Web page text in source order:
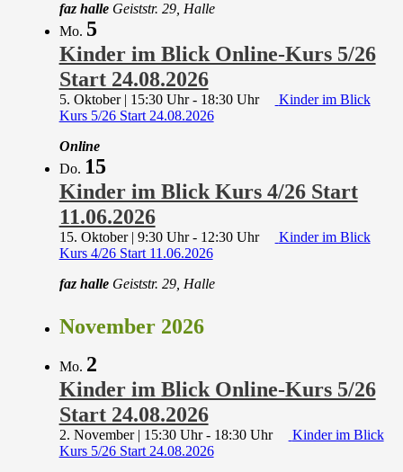
faz halle Geiststr. 29, Halle
Mo. 5
Kinder im Blick Online-Kurs 5/26
Start 24.08.2026
5. Oktober | 15:30 Uhr- 18:30 Uhr
Kinder im Blick
Kurs 5/26 Start 24.08.2026
Online
Do. 15
Kinder im Blick Kurs 4/26 Start
11.06.2026
15. Oktober | 9:30 Uhr- 12:30 Uhr
Kinder im Blick
Kurs 4/26 Start 11.06.2026
faz halle Geiststr. 29, Halle
November 2026
Mo. 2
Kinder im Blick Online-Kurs 5/26
Start 24.08.2026
2. November | 15:30 Uhr- 18:30 Uhr
Kinder im Blick
Kurs 5/26 Start 24.08.2026